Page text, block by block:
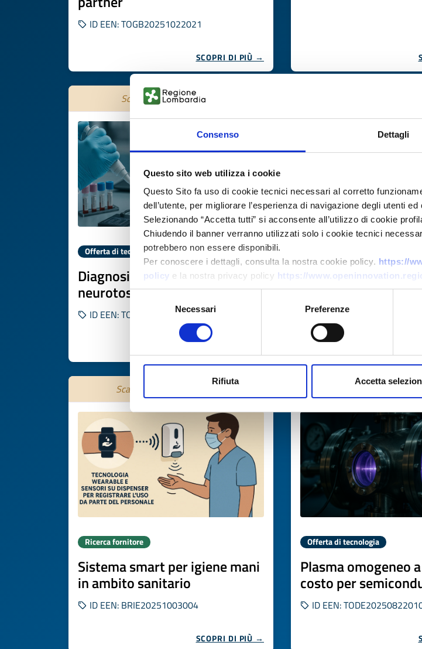
Consenso Dettagli
Questo sito web utilizza i cookie
Questo Sito fa uso di cookie tecnici necessari al corretto
dell’utente, per migliorare l’esperienza di navigazione degli utenti
Selezionando “Accetta tutti” si acconsente all’utilizzo di cookie
Chiudendo il banner verranno utilizzati solo i cookie tecnici
potrebbero non essere disponibili.
Per conoscere i dettagli, consulta la nostra cookie policy. https://
policy e la nostra privacy policy https://
Selezione
del
Necessari Preferenze
Rifiuta Accetta
ID EEN: TOGB20251022021
SCOPRI DI PIÙ →
Scade il31 ottobre 2026
Offerta di tecnologia
Diagnosi e terapia di
neurotossicità da CAR-T
ID EEN: TODE20250822011
Cappelli per
produttori
ID EEN: BRSE20251006009
Scade il 04 novembre 2026
Ricerca fornitore
Sistema smart per igiene mani
in ambito sanitario
ID EEN: BRIE20251003004
SCOPRI DI PIÙ →
Scade il04
Offerta di tecnologia
Plasma omogeneo
costo per
ID EEN: